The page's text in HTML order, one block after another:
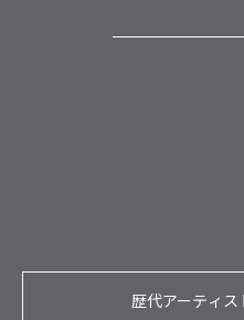
歴代アーティス